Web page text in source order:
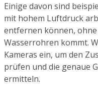
Einige davon sind
mit hohem Luftdruck
entfernen können, ohne
Wasserrohren kommt.
Kameras ein, um den
prüfen und die genaue
ermitteln.